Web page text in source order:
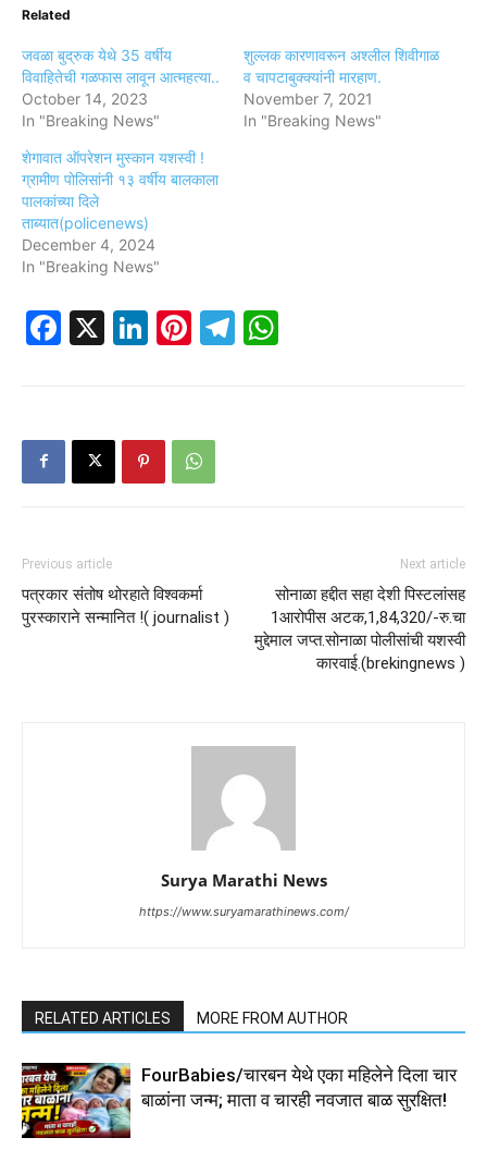
Related
जवळा बुद्रुक येथे 35 वर्षीय
विवाहितेची गळफास लावून आत्महत्या..
October 14, 2023
In "Breaking News"
शुल्लक कारणावरून अश्लील शिवीगाळ
व चापटाबुक्क्यांनी मारहाण.
November 7, 2021
In "Breaking News"
शेगावात ऑपरेशन मुस्कान यशस्वी !
ग्रामीण पोलिसांनी १३ वर्षीय बालकाला
पालकांच्या दिले
ताब्यात(policenews)
December 4, 2024
In "Breaking News"
Facebook
X LinkedIn
Pinterest
Telegram
Previous article
पत्रकार संतोष थोरहाते विश्वकर्मा
पुरस्काराने सन्मानित !( journalist )
Next article
सोनाळा हद्दीत सहा देशी पिस्टलांसह
1आरोपीस अटक,1,84,320/-रु.चा
मुद्देमाल जप्त.सोनाळा पोलीसांची यशस्वी
कारवाई.(brekingnews )
Surya Marathi News
https://www.suryamarathinews.com/
RELATED ARTICLES MORE FROM AUTHOR
FourBabies/चारबन येथे एका महिलेने दिला चार
बाळांना जन्म; माता व चारही नवजात बाळ सुरक्षित!